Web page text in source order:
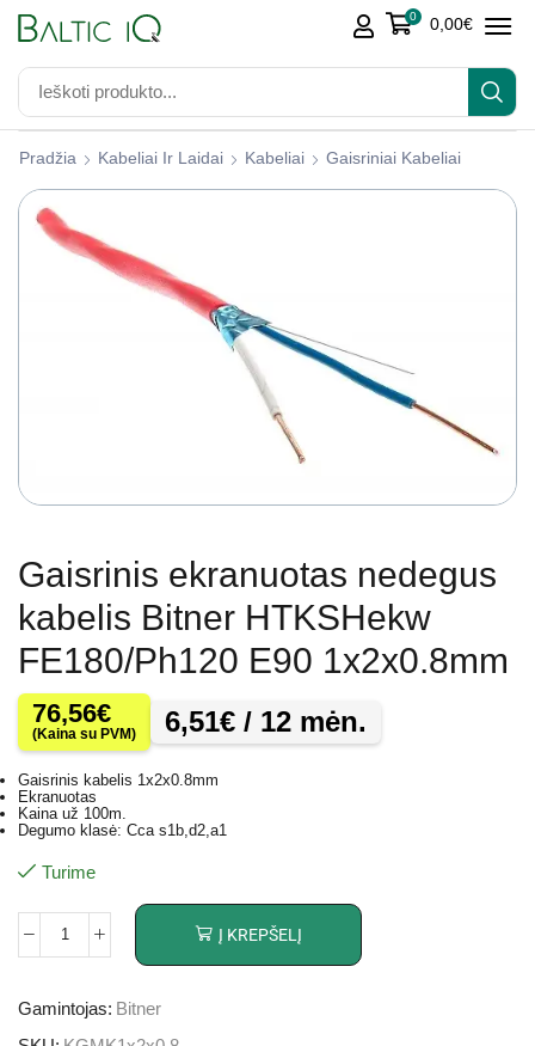
0 0,00€
Pradžia Kabeliai Ir Laidai Kabeliai Gaisriniai Kabeliai
Gaisrinis ekranuotas nedegus
kabelis Bitner HTKSHekw
FE180/Ph120 E90 1x2x0.8mm
76,56€
(Kaina su PVM) 6,51€ / 12 mėn.
Gaisrinis kabelis 1x2x0.8mm
Ekranuotas
Kaina už 100m.
Degumo klasė: Cca s1b,d2,a1
Turime
Į KREPŠELĮ
Gamintojas: Bitner